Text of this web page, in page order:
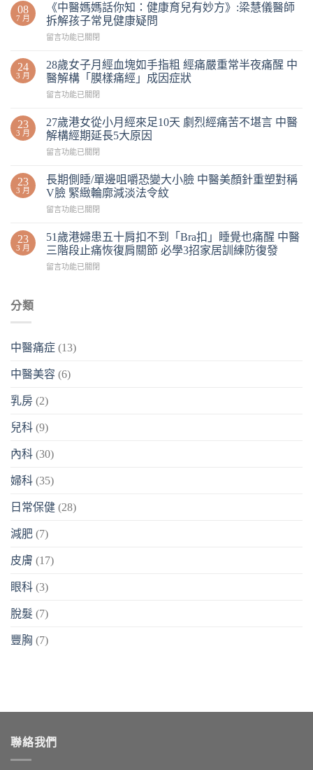
08
7 月
《中醫媽媽話你知：健康育兒有妙方》:梁慧儀醫師
拆解孩子常見健康疑問
留言功能已關閉
24
3 月
28歲女子月經血塊如手指粗 經痛嚴重常半夜痛醒 中
醫解構「膜樣痛經」成因症狀
留言功能已關閉
23
3 月
27歲港女從小月經來足10天 劇烈經痛苦不堪言 中醫
解構經期延長5大原因
留言功能已關閉
23
3 月
長期側睡/單邊咀嚼恐變大小臉 中醫美顏針重塑對稱
V臉 緊緻輪廓減淡法令紋
留言功能已關閉
23
3 月
51歲港婦患五十肩扣不到「Bra扣」睡覺也痛醒 中醫
三階段止痛恢復肩關節 必學3招家居訓練防復發
留言功能已關閉
分類
中醫痛症 (13)
中醫美容 (6)
乳房 (2)
兒科 (9)
內科 (30)
婦科 (35)
日常保健 (28)
減肥 (7)
皮膚 (17)
眼科 (3)
脫髮 (7)
豐胸 (7)
聯絡我們